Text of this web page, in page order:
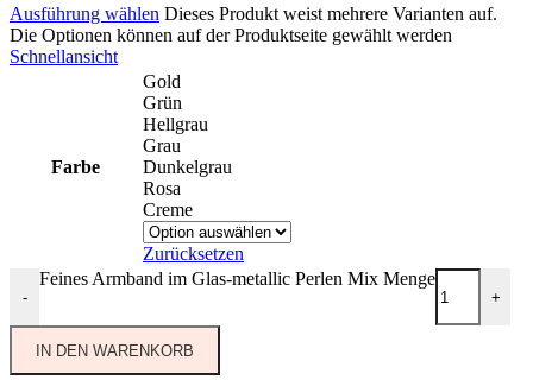
Ausführung wählen Dieses Produkt weist mehrere Varianten auf.
Die Optionen können auf der Produktseite gewählt werden
Schnellansicht
Farbe
Gold
Grün
Hellgrau
Grau
Dunkelgrau
Rosa
Creme
Zurücksetzen
-
Feines Armband im Glas-metallic Perlen Mix Menge
+
IN DEN WARENKORB